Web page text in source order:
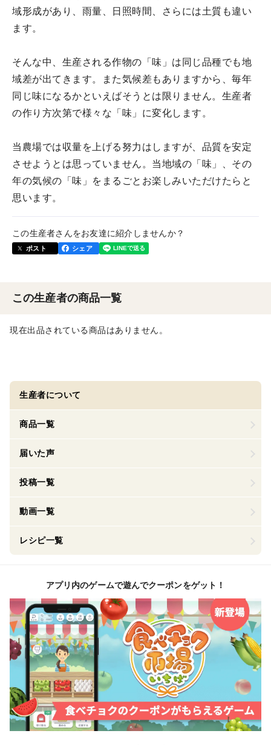
域形成があり、雨量、日照時間、さらには土質も違い
ます。
そんな中、生産される作物の「味」は同じ品種でも地
域差が出てきます。また気候差もありますから、毎年
同じ味になるかといえばそうとは限りません。生産者
の作り方次第で様々な「味」に変化します。
当農場では収量を上げる努力はしますが、品質を安定
させようとは思っていません。当地域の「味」、その
年の気候の「味」をまるごとお楽しみいただけたらと
思います。
この生産者さんをお友達に紹介しませんか？
ポスト シェア
この生産者の商品一覧
現在出品されている商品はありません。
生産者について
商品一覧
届いた声
投稿一覧
動画一覧
レシピ一覧
アプリ内のゲームで遊んでクーポンをゲット！